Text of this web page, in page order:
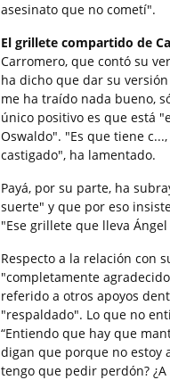
asesinato que no cometí".
El grillete compartido de
Carromero, que contó su
ha dicho que dar su
me ha traído nada bueno,
único positivo es que está
Oswaldo". "Es que tiene
castigado", ha lamentado.
Payá, por su parte, ha
suerte" y que por eso
"Ese grillete que lleva
Respecto a la relación con
"completamente
referido a otros apoyos
"respaldado". Lo que no
“Entiendo que hay que
digan que porque no estoy
tengo que pedir perdón? ¿A